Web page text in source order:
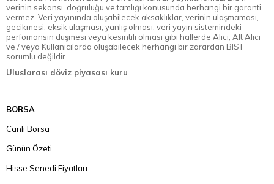
verinin sekansı, doğruluğu ve tamlığı konusunda herhangi bir garanti
vermez. Veri yayınında oluşabilecek aksaklıklar, verinin ulaşmaması,
gecikmesi, eksik ulaşması, yanlış olması, veri yayın sistemindeki
perfomansın düşmesi veya kesintili olması gibi hallerde Alıcı, Alt Alıcı
ve / veya Kullanıcılarda oluşabilecek herhangi bir zarardan BIST
sorumlu değildir.
Uluslarası döviz piyasası kuru
BORSA
Canlı Borsa
Günün Özeti
Hisse Senedi Fiyatları